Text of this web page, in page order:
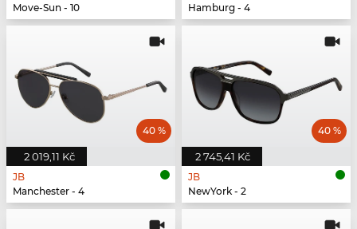
Move-Sun - 10
Hamburg - 4
2 019,11 Kč
40 %
JB
Manchester - 4
2 745,41 Kč
40 %
JB
NewYork - 2